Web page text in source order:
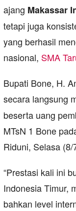
ajang Makassar
tetapi juga
yang berhasil
nasional, SMA
Bupati Bone, H.
secara langsung
beserta uang
MTsN 1 Bone
Riduni, Selasa (8/
“Prestasi kali ini
Indonesia Timur,
bahkan level